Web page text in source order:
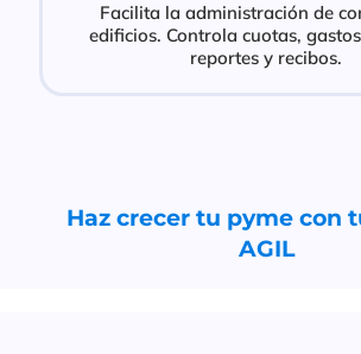
Facilita la administración de
edificios. Controla cuotas,
reportes y recibos.
Haz crecer tu pyme con
AGIL